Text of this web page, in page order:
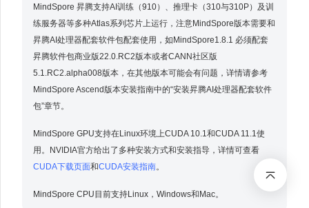
MindSpore 昇腾支持AI训练（910）、推理卡（310与310P）及训
练服务器等多种Atlas系列芯片上运行，注意MindSpore版本需要和
昇腾AI处理器配套软件包配套使用，如MindSpore1.8.1 必须配套
昇腾软件包商业版22.0.RC2版本或者CANN社区版
5.1.RC2.alpha008版本，在其他版本可能会有问题，详情请参考
MindSpore Ascend版本安装指南中的“安装昇腾AI处理器配套软件
包”章节。
MindSpore GPU支持在Linux环境上CUDA 10.1和CUDA 11.1使
用。NVIDIA官方给出了多种安装方式和安装指导，详情可查看
CUDA下载页面和CUDA安装指南。
MindSpore CPU目前支持Linux，Windows和Mac。